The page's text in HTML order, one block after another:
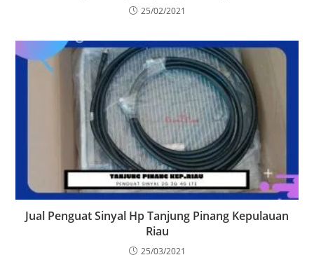
25/02/2021
Jual Penguat Sinyal Hp Tanjung Pinang Kepulauan
Riau
25/03/2021